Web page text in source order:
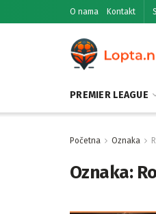
O nama Kontakt
PREMIER LEAGUE
Početna Oznaka
Oznaka: